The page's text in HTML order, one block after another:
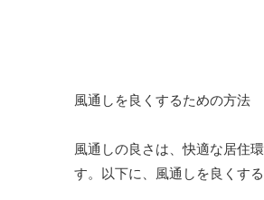
風通しを良くするための方法
風通しの良さは、快適な居住
す。以下に、風通しを良くす